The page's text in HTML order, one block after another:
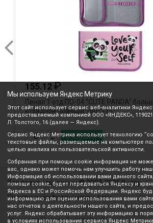
155.12₽
Пенал 1 отд ПО-04 "CUTE PANDA"
откидной планкой 190*115
В корзину
Все права защищены © 2003-2026 Вилор
Политика конфиденциальности
Звонок по России бесплатный
Мы используем Яндекс Метрику
Этот сайт использует сервис веб-аналитики
предоставляемый компанией ООО «ЯНДЕКС»,
Л. Толстого, 16 (далее — Яндекс).
Сервис Яндекс Метрика использует технологию
текстовые файлы, размещаемые на компьютере
целью анализа их пользовательской активности.
Собранная при помощи cookie информация не
вас, однако может помочь нам улучшить работу
Информация об использовании вами данного
помощи cookie, будет передаваться Яндексу и
Яндекса в ЕС и Российской Федерации. Яндекс
информацию для оценки использования вами
нас отчетов о деятельности нашего сайта, и
услуг. Яндекс обрабатывает эту информацию в
в условиях использования сервиса Яндекс